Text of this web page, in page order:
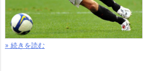
» 続きを読む